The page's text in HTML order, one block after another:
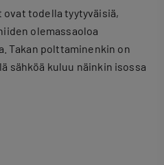
ovat todella tyytyväisiä,
olemassaoloa
Takan polttaminenkin on
sähköä kuluu näinkin isossa